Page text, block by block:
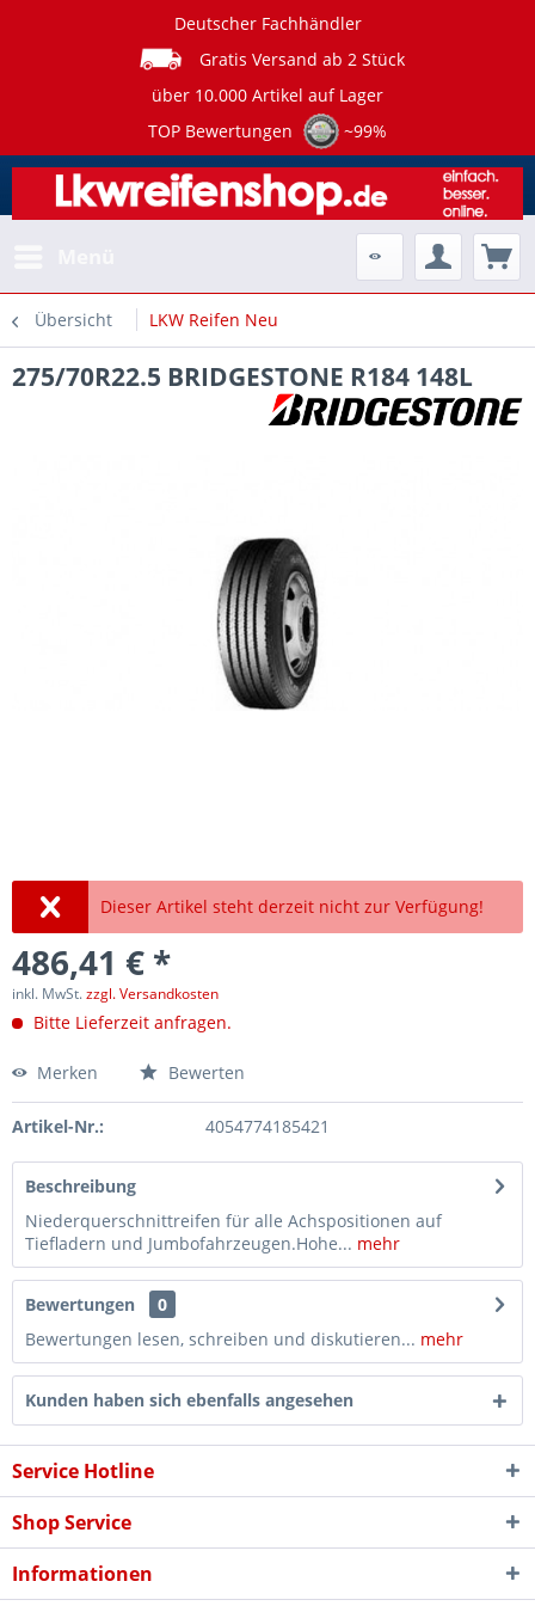
Deutscher Fachhändler
Gratis Versand ab 2 Stück
über 10.000 Artikel auf Lager
TOP Bewertungen
~99%
Übersicht LKW Reifen Neu
275/70R22.5 BRIDGESTONE R184 148L
Dieser Artikel steht derzeit nicht zur Verfügung!
486,41 € *
inkl. MwSt.zzgl. Versandkosten
Bitte Lieferzeit anfragen.
Merken Bewerten
Artikel-Nr.: 4054774185421
Beschreibung
Niederquerschnittreifen für alle Achspositionen auf
Tiefladern und Jumbofahrzeugen.Hohe... mehr
Bewertungen
0
Bewertungen lesen, schreiben und diskutieren... mehr
Kunden haben sich ebenfalls angesehen
Service Hotline
Shop Service
Informationen